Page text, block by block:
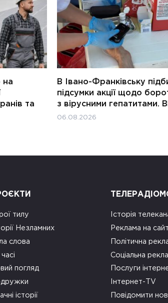
на
та
В Івано-Франківську
підсумки акції щодо
з вірусними гепатитами.
06.08.2026
тилу
Незламних
слова
погляд
історії
Історія
Реклама на
Політична
Соціальна
Послуги
Інтернет-TV
Повідомити